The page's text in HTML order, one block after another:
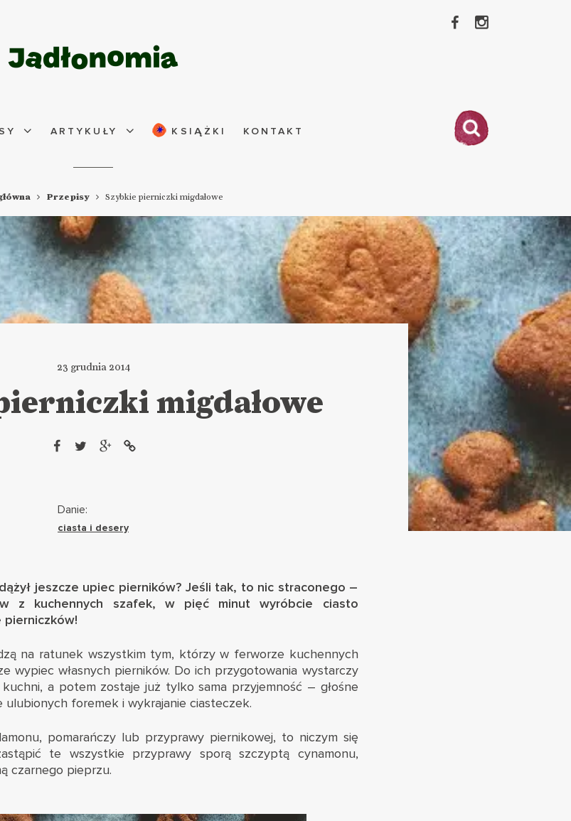
ARTYKUŁY KSIĄŻKI KONTAKT
Przepisy Szybkie pierniczki migdałowe
23 grudnia 2014
migdałowe
Danie:
ciasta i desery
jeszcze upiec pierników? Jeśli tak, to nic straconego –
z kuchennych szafek, w pięć minut wyróbcie ciasto
pierniczków!
na ratunek wszystkim tym, którzy w ferworze kuchennych
wypiec własnych pierników. Do ich przygotowania wystarczy
a potem zostaje już tylko sama przyjemność – głośne
foremek i wykrajanie ciasteczek.
pomarańczy lub przyprawy piernikowej, to niczym się
te wszystkie przyprawy sporą szczyptą cynamonu,
czarnego pieprzu.